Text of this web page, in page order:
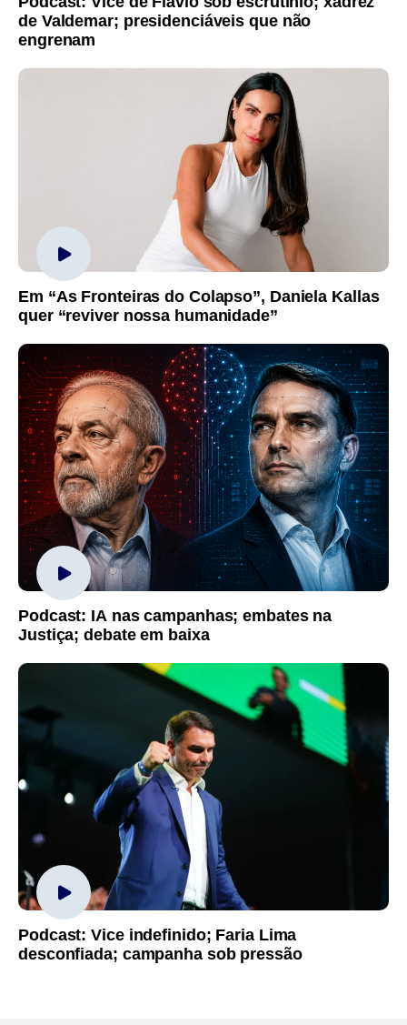
de Valdemar; presidenciáveis que não
engrenam
Em “As Fronteiras do Colapso”, Daniela Kallas
quer “reviver nossa humanidade”
Podcast: IA nas campanhas; embates na
Justiça; debate em baixa
Podcast: Vice indefinido; Faria Lima
desconfiada; campanha sob pressão